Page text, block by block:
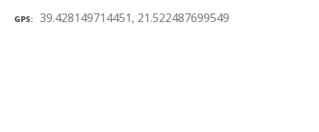
GPS 39.428149714451, 21.522487699549